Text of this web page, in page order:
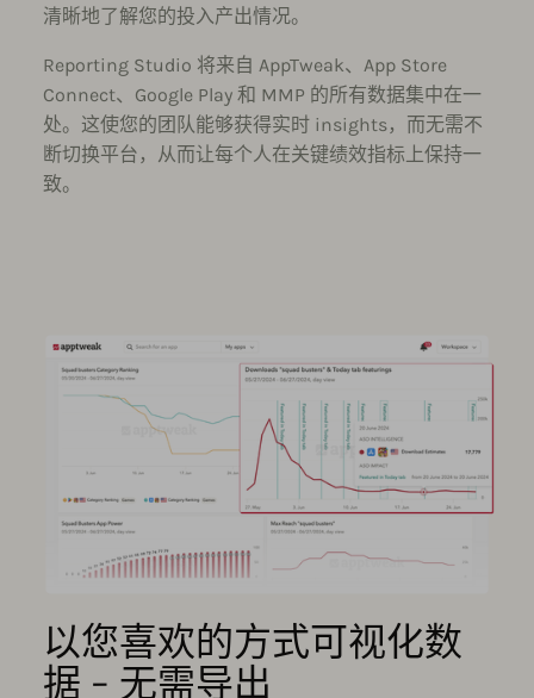
清晰地了解您的投入产出情况。
Reporting Studio 将来自 AppTweak、App Store
Connect、Google Play 和 MMP 的所有数据集中在一
处。这使您的团队能够获得实时 insights，而无需不
断切换平台，从而让每个人在关键绩效指标上保持一
致。
以您喜欢的方式可视化数
据 - 无需导出